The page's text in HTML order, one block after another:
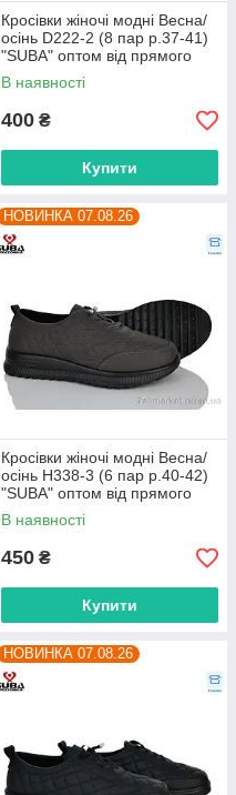
Кросівки жіночі модні Весна/
осінь D222-2 (8 пар р.37-41)
"SUBA" оптом від прямого
постачальника
В наявності
400 ₴
Купити
НОВИНКА 07.08.26
Кросівки жіночі модні Весна/
осінь H338-3 (6 пар р.40-42)
"SUBA" оптом від прямого
постачальника
В наявності
450 ₴
Купити
НОВИНКА 07.08.26